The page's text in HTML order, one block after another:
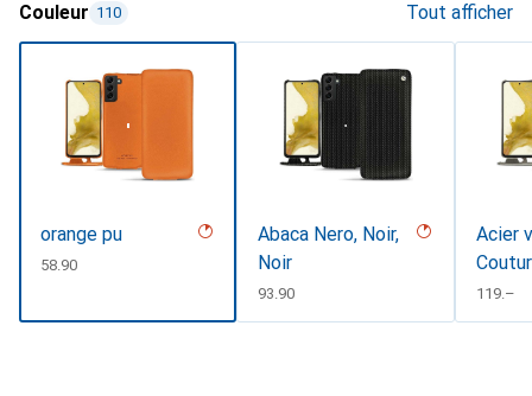
Couleur 110 Tout afficher
orange pu
CHF
58.90
Abaca Nero, Noir,
Noir
CHF
93.90
Acier
CHF
119.–